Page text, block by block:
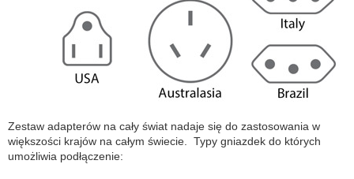
Zestaw adapterów na cały świat nadaje się do zastosowania w
większości krajów na całym świecie. Typy gniazdek do których
umożliwia podłączenie: